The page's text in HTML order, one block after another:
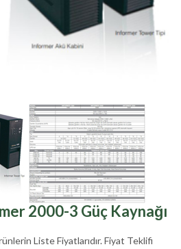
2000-3 Güç Kaynağı
Liste Fiyatlarıdır. Fiyat Teklifi